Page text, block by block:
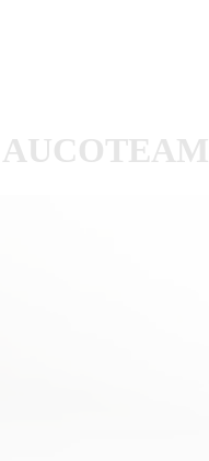
AUCOTEAM